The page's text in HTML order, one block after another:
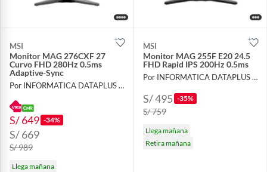
MSI
Monitor MAG 276CXF 27
Curvo FHD 280Hz 0.5ms
Adaptive-Sync
Por INFORMATICA DATAPLUS SAC
S/ 649 -34%
S/ 669
S/ 989
Llega mañana
MSI
Monitor MAG 255F E20 24.5
FHD Rapid IPS 200Hz 0.5ms
Por INFORMATICA DATAPLUS SAC
S/ 495 -35%
S/ 759
Llega mañana
Retira mañana